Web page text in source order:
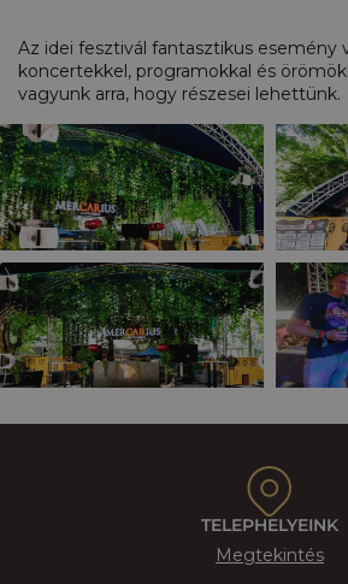
Az idei fesztivál fantasztikus esemény
koncertekkel, programokkal és
vagyunk arra, hogy részesei lehettünk.
TELEPHELYEINK
Megtekintés